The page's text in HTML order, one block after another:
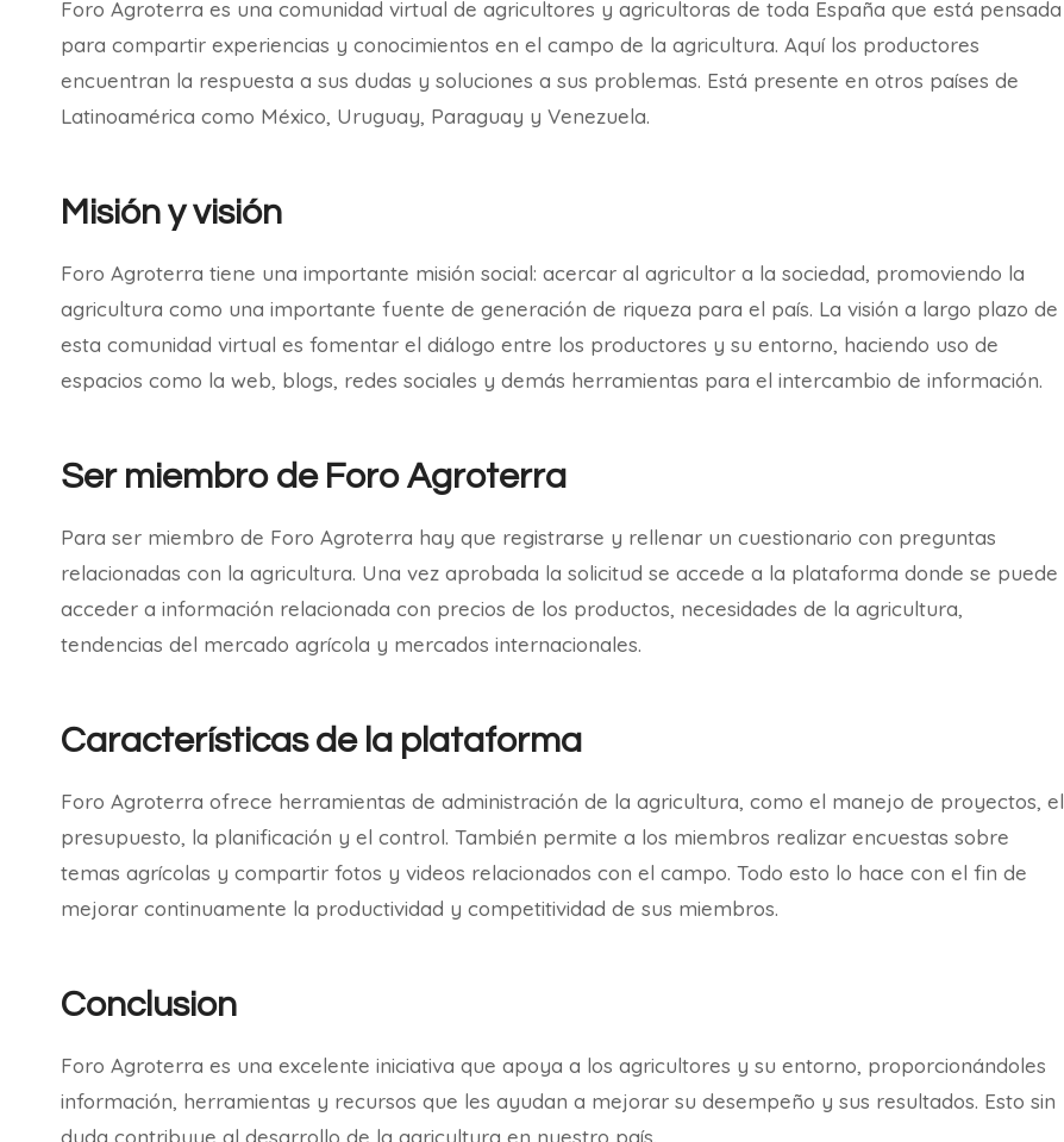
Foro Agroterra es una comunidad virtual de agricultores y agricultoras de toda España que está pensada
para compartir experiencias y conocimientos en el campo de la agricultura. Aquí los productores
encuentran la respuesta a sus dudas y soluciones a sus problemas. Está presente en otros países de
Latinoamérica como México, Uruguay, Paraguay y Venezuela.
Misión y visión
Foro Agroterra tiene una importante misión social: acercar al agricultor a la sociedad, promoviendo la
agricultura como una importante fuente de generación de riqueza para el país. La visión a largo plazo de
esta comunidad virtual es fomentar el diálogo entre los productores y su entorno, haciendo uso de
espacios como la web, blogs, redes sociales y demás herramientas para el intercambio de información.
Ser miembro de Foro Agroterra
Para ser miembro de Foro Agroterra hay que registrarse y rellenar un cuestionario con preguntas
relacionadas con la agricultura. Una vez aprobada la solicitud se accede a la plataforma donde se puede
acceder a información relacionada con precios de los productos, necesidades de la agricultura,
tendencias del mercado agrícola y mercados internacionales.
Características de la plataforma
Foro Agroterra ofrece herramientas de administración de la agricultura, como el manejo de proyectos, el
presupuesto, la planificación y el control. También permite a los miembros realizar encuestas sobre
temas agrícolas y compartir fotos y videos relacionados con el campo. Todo esto lo hace con el fin de
mejorar continuamente la productividad y competitividad de sus miembros.
Conclusion
Foro Agroterra es una excelente iniciativa que apoya a los agricultores y su entorno, proporcionándoles
información, herramientas y recursos que les ayudan a mejorar su desempeño y sus resultados. Esto sin
duda contribuye al desarrollo de la agricultura en nuestro país.